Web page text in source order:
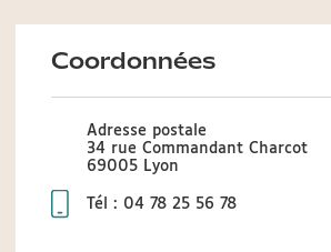
Coordonnées
Adresse postale
34 rue Commandant Charcot
69005 Lyon
Tél : 04 78 25 56 78